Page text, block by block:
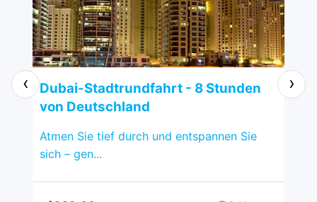
Dubai-Stadtrundfahrt - 8 Stunden
von Deutschland
Atmen Sie tief durch und entspannen Sie
sich – gen...
‹ ›